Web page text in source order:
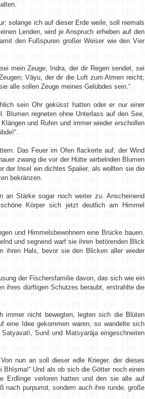
solange ich auf dieser Erde weile, soll niemals
Lenden, wird je Anspruch erheben auf den
den Fußspuren großer Weiser wie den Vier
mein Zeuge; Indra, der dir Regen sendet, sei
Vāyu, der dir die Luft zum Atmen reicht;
alle sollen Zeuge meines Gelübdes sein.“
sein Ohr geküsst hatten oder er nur einer
Blumen regneten ohne Unterlass auf den See,
und Rufen und immer wieder erschollen
Das Feuer im Ofen flackerte auf, der Wind
zwang die vor der Hütte wirbelnden Blumen
der Insel ein dichtes Spalier, als wollten sie die
bekränzen.
an Stärke sogar noch weiter zu. Anscheinend
Körper sich jetzt deutlich am Himmel
und Himmelsbewohnern eine Brücke bauen.
und segnend warf sie ihren betörenden Blick
ihren Hals, bevor sie den Blicken aller wieder
der Fischersfamilie davon, das sich wie ein
ihres dürftigen Schutzes beraubt, erstrahlte die
immer nicht bewegten, legten sich die Blüten
eine Idee gekommen waren, so wandelte sich
Sunil und Matsyarāja eingeschneiten
nun an soll dieser edle Krieger, der dieses
Und als ob sich die Götter noch einen
Erdlinge verloren hatten und den sie alle auf
nach purpurrot, sondern auch ihre runde, große